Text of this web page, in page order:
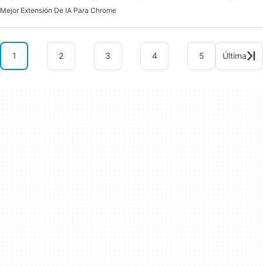
Mejor Extensión De IA Para Chrome
1 2 3 4 5 Última